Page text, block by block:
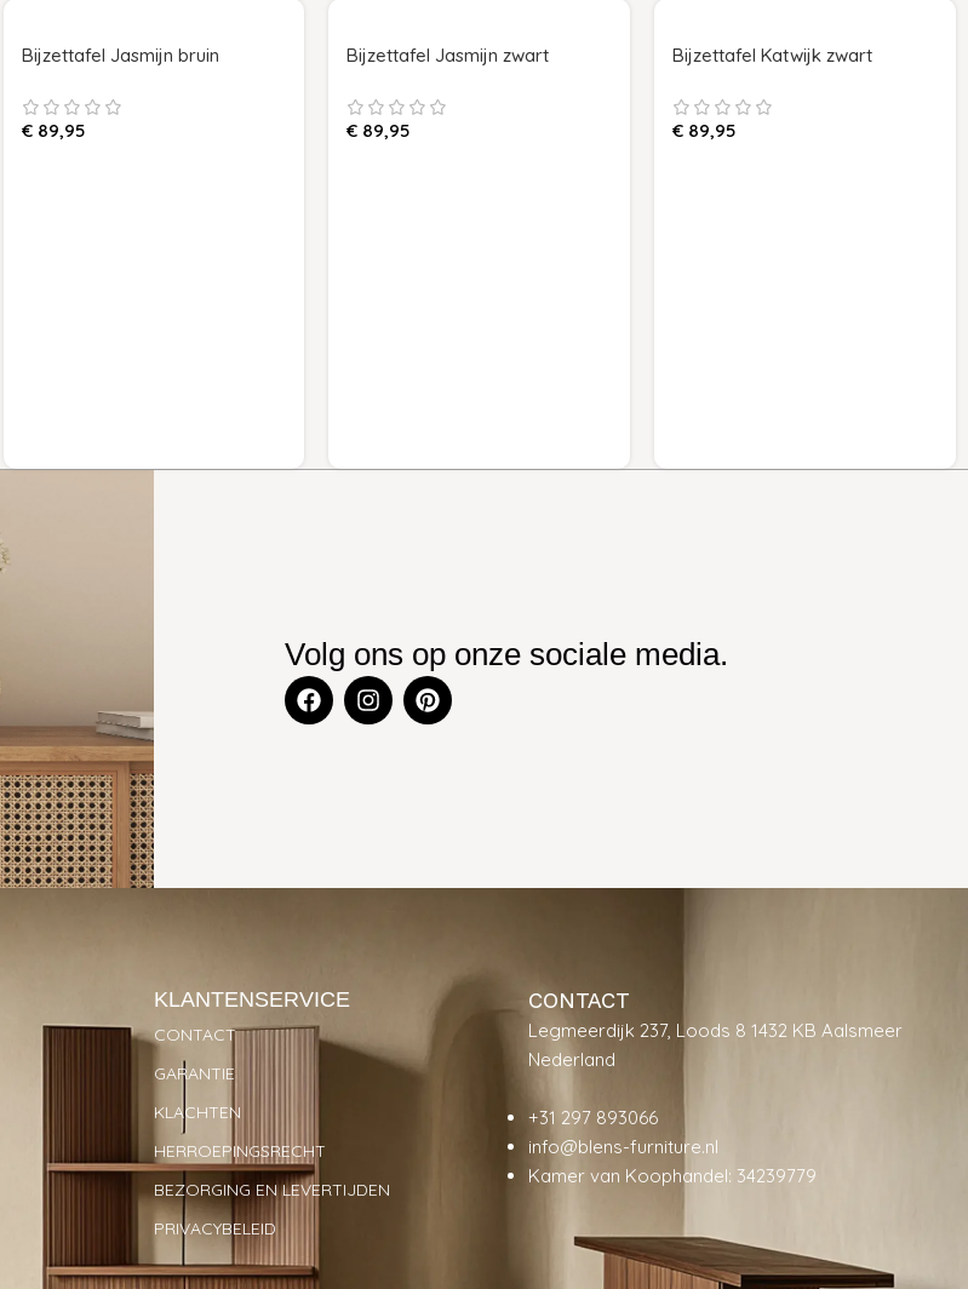
Bijzettafel Jasmijn bruin
€89,95
Bijzettafel Jasmijn zwart
€ 89,95
Bijzettafel Katwijk zwart
€ 89,95
Volg ons op onze sociale media.
KLANTENSERVICE
CONTACT
GARANTIE
KLACHTEN
HERROEPINGSRECHT
BEZORGING EN LEVERTIJDEN
PRIVACYBELEID
CONTACT
Legmeerdijk 237, Loods 8 1432 KB Aalsmeer
Nederland
+31 297 893066
info@blens-furniture.nl
Kamer van Koophandel: 34239779